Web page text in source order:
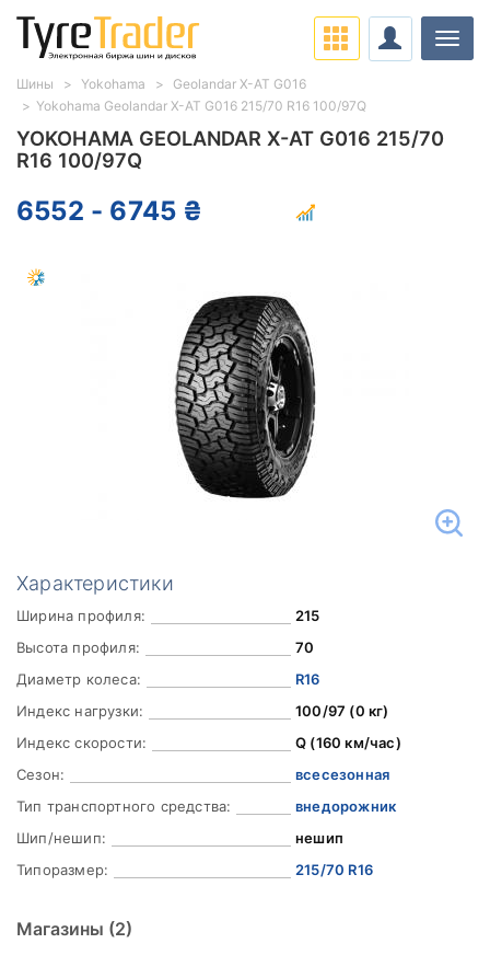
YOKOHAMA GEOLANDAR X-AT G016 215/70
R16 100/97Q
6552 - 6745 ₴
Характеристики
Ширина профиля:
215
Высота профиля:
70
Диаметр колеса:
R16
Индекс нагрузки:
100/97 (0 кг)
Индекс скорости:
Q (160 км/час)
Сезон:
всесезонная
Тип транспортного средства:
внедорожник
Шип/нешип:
нешип
Типоразмер:
215/70 R16
Магазины (2)
Шины Yokohama
Geolandar X-AT G016
Yokohama Geolandar X-AT G016 215/70 R16 100/97Q